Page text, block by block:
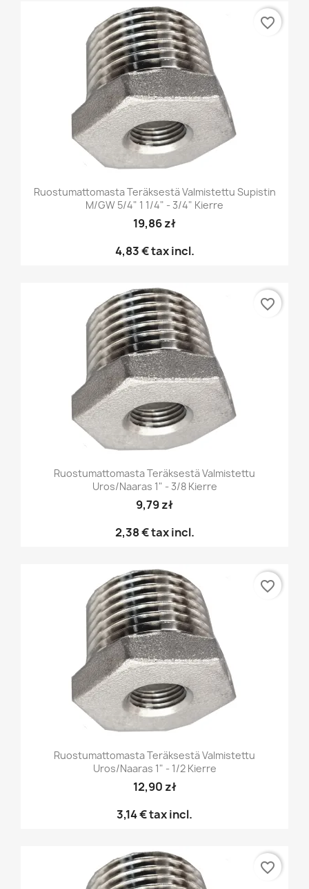
Ruostumattomasta Teräksestä Valmistettu Supistin
M/GW 5/4" 1 1/4" - 3/4" Kierre
19,86 zł
4,83 €tax incl.
favorite_border
Ruostumattomasta Teräksestä Valmistettu
Uros/naaras 1" - 3/8 Kierre
9,79 zł
2,38 €tax incl.
favorite_border
Ruostumattomasta Teräksestä Valmistettu
Uros/naaras 1" - 1/2 Kierre
12,90 zł
3,14 €tax incl.
favorite_border
favorite_border